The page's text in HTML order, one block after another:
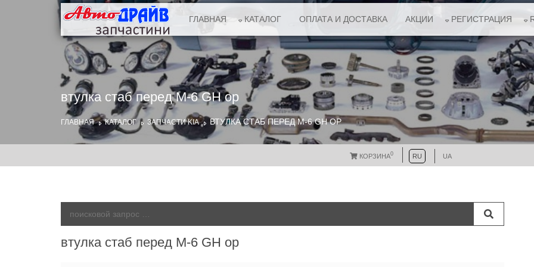
ГЛАВНАЯ КАТАЛОГ ОПЛАТА И ДОСТАВКА АКЦИИ РЕГИСТРАЦИЯ
втулка стаб перед М-6 GH ор
ГЛАВНАЯ КАТАЛОГ ЗАПЧАСТИ KIA ВТУЛКА СТАБ ПЕРЕД М-6 GH ОР
КОРЗИНА0 RU UA
втулка стаб перед М-6 GH ор